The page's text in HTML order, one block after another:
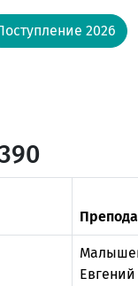
2026
Евгений